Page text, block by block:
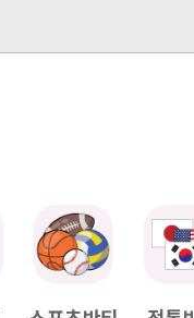
[Q&A] 배